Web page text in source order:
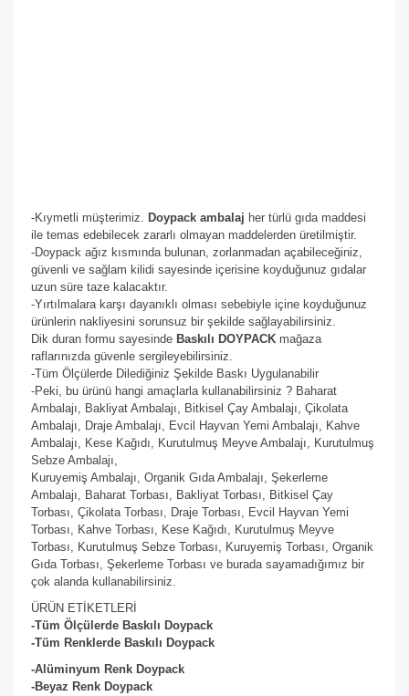
-Kıymetli müşterimiz. Doypack ambalaj her türlü gıda maddesi
ile temas edebilecek zararlı olmayan maddelerden üretilmiştir.
-Doypack ağız kısmında bulunan, zorlanmadan açabileceğiniz,
güvenli ve sağlam kilidi sayesinde içerisine koyduğunuz gıdalar
uzun süre taze kalacaktır.
-Yırtılmalara karşı dayanıklı olması sebebiyle içine koyduğunuz
ürünlerin nakliyesini sorunsuz bir şekilde sağlayabilirsiniz.
Dik duran formu sayesinde Baskılı DOYPACK mağaza
raflarınızda güvenle sergileyebilirsiniz.
-Tüm Ölçülerde Dilediğiniz Şekilde Baskı Uygulanabilir
-Peki, bu ürünü hangi amaçlarla kullanabilirsiniz ? Baharat
Ambalajı, Bakliyat Ambalajı, Bitkisel Çay Ambalajı, Çikolata
Ambalajı, Draje Ambalajı, Evcil Hayvan Yemi Ambalajı, Kahve
Ambalajı, Kese Kağıdı, Kurutulmuş Meyve Ambalajı, Kurutulmuş
Sebze Ambalajı,
Kuruyemiş Ambalajı, Organik Gıda Ambalajı, Şekerleme
Ambalajı, Baharat Torbası, Bakliyat Torbası, Bitkisel Çay
Torbası, Çikolata Torbası, Draje Torbası, Evcil Hayvan Yemi
Torbası, Kahve Torbası, Kese Kağıdı, Kurutulmuş Meyve
Torbası, Kurutulmuş Sebze Torbası, Kuruyemiş Torbası, Organik
Gıda Torbası, Şekerleme Torbası ve burada sayamadığımız bir
çok alanda kullanabilirsiniz.
ÜRÜN ETİKETLERİ
-Tüm Ölçülerde Baskılı Doypack
-Tüm Renklerde Baskılı Doypack
-Alüminyum Renk Doypack
-Beyaz Renk Doypack